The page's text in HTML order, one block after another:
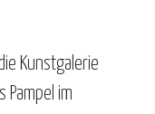
Kunstgalerie
Pampel im